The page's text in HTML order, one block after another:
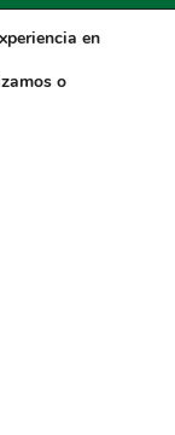
en
o